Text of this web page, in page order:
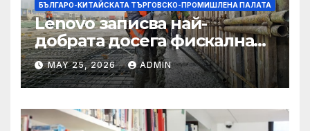
БЪЛГАРО-КИТАЙСКАТА ТЪРГОВСКО-ПРОМИШЛЕНА ПАЛАТА
Lenovo записва най-
добрата досега фискална
година
MAY 25, 2026 ADMIN